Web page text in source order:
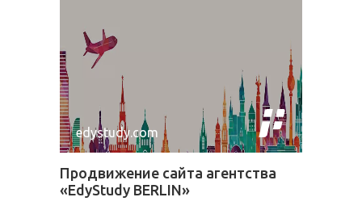
edystudy.com
Продвижение сайта агентства
«EdyStudy BERLIN»